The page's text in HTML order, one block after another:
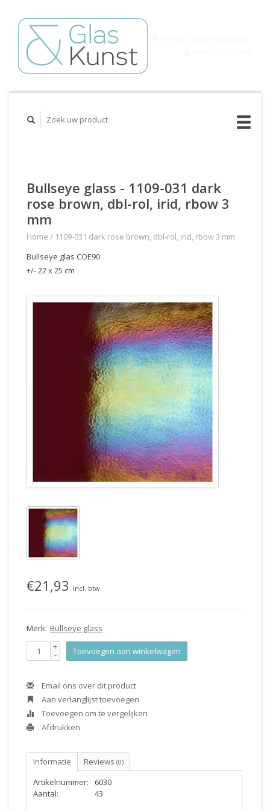
Bullseye glass - 1109-031 dark
rose brown, dbl-rol, irid, rbow 3
mm
Home / 1109-031 dark rose brown, dbl-rol, irid, rbow 3 mm
Bullseye glas COE90
+/- 22 x 25 cm
€21,93 Incl. btw
Merk: Bullseye glass
+
- Toevoegen aan winkelwagen
Email ons over dit product
Aan verlanglijst toevoegen
Toevoegen om te vergelijken
Afdrukken
Informatie Reviews (0)
Artikelnummer:
6030
Aantal:
43